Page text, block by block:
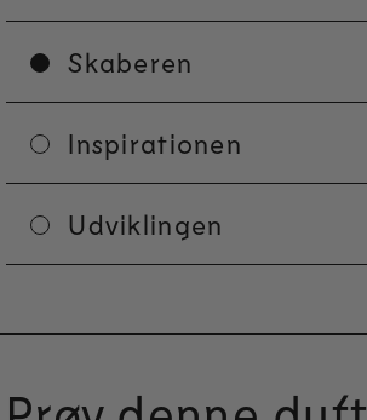
Skaberen
Inspirationen
Udviklingen